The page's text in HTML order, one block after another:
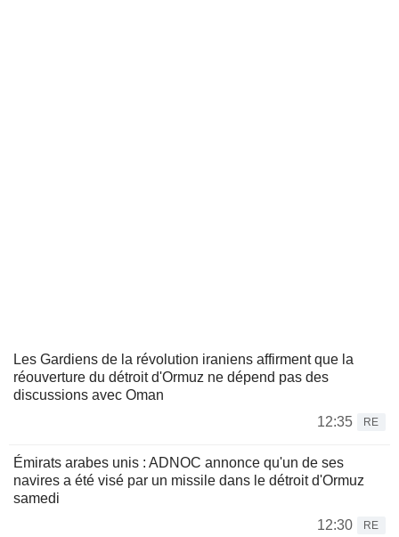
Les Gardiens de la révolution iraniens affirment que la
réouverture du détroit d'Ormuz ne dépend pas des
discussions avec Oman
12:35
RE
Émirats arabes unis : ADNOC annonce qu'un de ses
navires a été visé par un missile dans le détroit d'Ormuz
samedi
12:30
RE